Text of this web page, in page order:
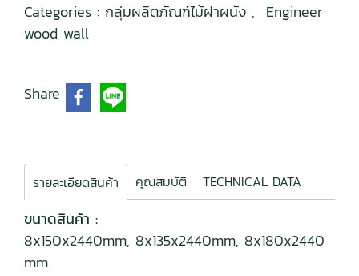
Categories : กลุ่มผลิตภัณฑ์ไม้ฝาผนัง , Engineer
wood wall
Share
รายละเอียดสินค้า คุณสมบัติ TECHNICAL DATA
ขนาดสินค้า :
8x150x2440mm, 8x135x2440mm, 8x180x2440
mm